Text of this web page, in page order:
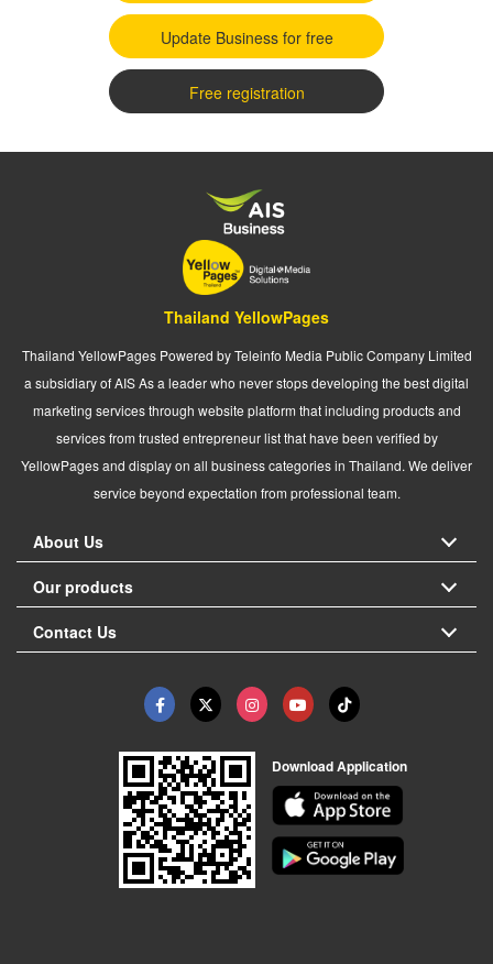
Update Business for free
Free registration
Thailand YellowPages
Thailand YellowPages Powered by Teleinfo Media Public Company Limited
a subsidiary of AIS As a leader who never stops developing the best digital
marketing services through website platform that including products and
services from trusted entrepreneur list that have been verified by
YellowPages and display on all business categories in Thailand. We deliver
service beyond expectation from professional team.
About Us
Our products
Contact Us
Download Application